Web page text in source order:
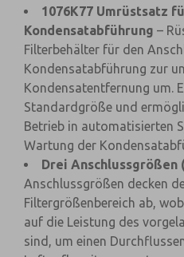
1076K77 Umrüstsatz
Kondensatabführung –
Filterbehälter für den
Kondensatabführung zur
Kondensatentfernung um.
Standardgröße und
Betrieb in automatisierten
Wartung der
Drei Anschlussgrößen
Anschlussgrößen decken
Filtergrößenbereich ab,
auf die Leistung des
sind, um einen